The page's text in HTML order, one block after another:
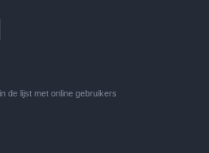
de lijst met online gebruikers